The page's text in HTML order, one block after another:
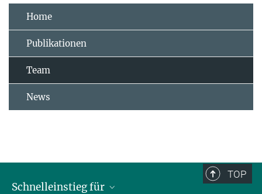
Home
Publikationen
Team
News
TOP
Schnelleinstieg für